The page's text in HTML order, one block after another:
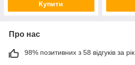
Купити
Про нас
98% позитивних з 58 відгуків за рік